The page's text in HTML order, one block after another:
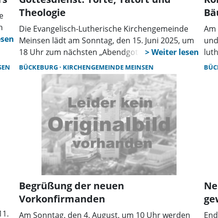
Theologie
Die Evangelisch-Lutherische Kirchengemeinde
Meinsen lädt am Sonntag, den 15. Juni 2025, um
18 Uhr zum nächsten „Abendgottesdienst
zwischen Torte und Tatort” in der Meinser Kirche
ein. Im Gottesdienst am Sonntag Trinitatis wird
das Thema „Dreieinigkeit Gottes” behandelt -
eine komplexe theologische Idee, die jedoch viel
über das Wesen Gottes aussagt. Die
musikalische Gestaltung des Gottesdienstes
übernimmt Ditmar Lampe.
Am
BÜCKEBURG KIRCHENGEMEINDE MEINSEN
Begrüßung der neuen
Vorkonfirmanden
Am Sonntag, den 4. August, um 10 Uhr werden